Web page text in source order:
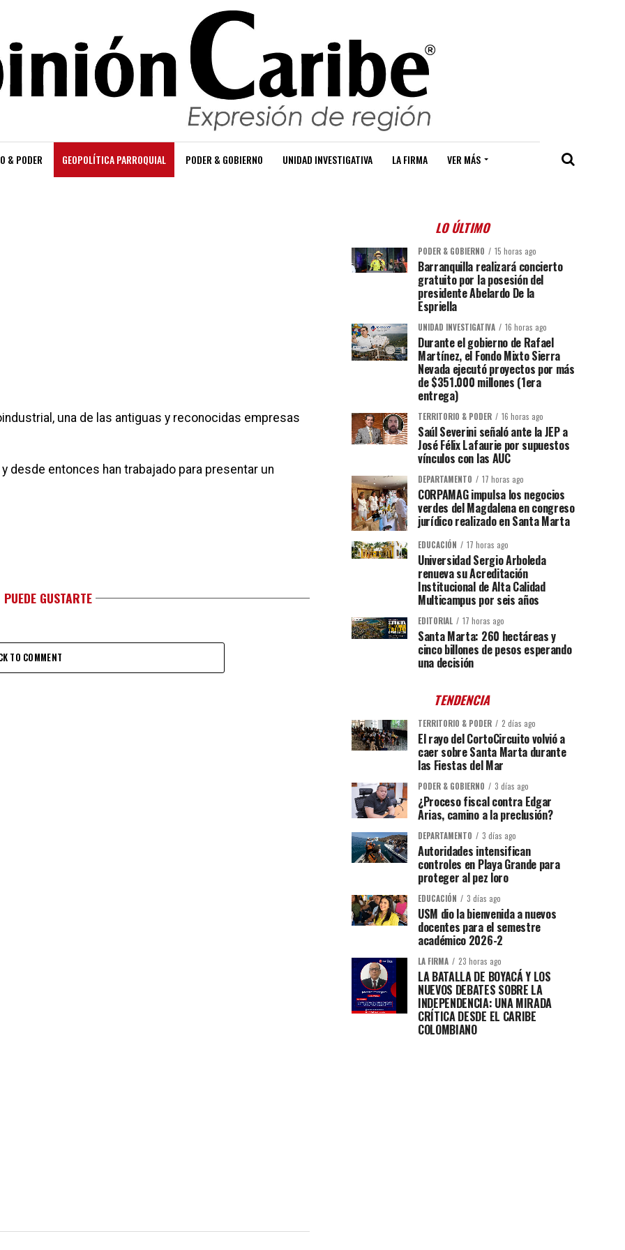
& PODER GEOPOLÍTICA PARROQUIAL PODER & GOBIERNO UNIDAD INVESTIGATIVA LA FIRMA VER MÁS
una de las antiguas y reconocidas empresas
desde entonces han trabajado para presentar un
GUSTARTE
TO COMMENT
LO ÚLTIMO
PODER & GOBIERNO 15 horas ago
Barranquilla realizará concierto
gratuito por la posesión del
presidente Abelardo De la
Espriella
UNIDAD INVESTIGATIVA 16 horas ago
Durante el gobierno de Rafael
Martínez, el Fondo Mixto Sierra
Nevada ejecutó proyectos por más
de $351.000 millones (1era
entrega)
TERRITORIO & PODER 16 horas ago
Saúl Severini señaló ante la JEP a
José Félix Lafaurie por supuestos
vínculos con las AUC
DEPARTAMENTO 17 horas ago
CORPAMAG impulsa los negocios
verdes del Magdalena en congreso
jurídico realizado en Santa Marta
EDUCACIÓN 17 horas ago
Universidad Sergio Arboleda
renueva su Acreditación
Institucional de Alta Calidad
Multicampus por seis años
EDITORIAL 17 horas ago
Santa Marta: 260 hectáreas y
cinco billones de pesos esperando
una decisión
TENDENCIA
TERRITORIO & PODER 2 días ago
El rayo del CortoCircuito volvió a
caer sobre Santa Marta durante
las Fiestas del Mar
PODER & GOBIERNO 3 días ago
¿Proceso fiscal contra Edgar
Arias, camino a la preclusión?
DEPARTAMENTO 3 días ago
Autoridades intensifican
controles en Playa Grande para
proteger al pez loro
EDUCACIÓN 3 días ago
USM dio la bienvenida a nuevos
docentes para el semestre
académico 2026-2
LA FIRMA 23 horas ago
LA BATALLA DE BOYACÁ Y LOS
NUEVOS DEBATES SOBRE LA
INDEPENDENCIA: UNA MIRADA
CRÍTICA DESDE EL CARIBE
COLOMBIANO